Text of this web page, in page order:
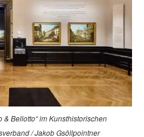
Bellotto“ im Kunsthistorischen
/ Jakob Gsöllpointner